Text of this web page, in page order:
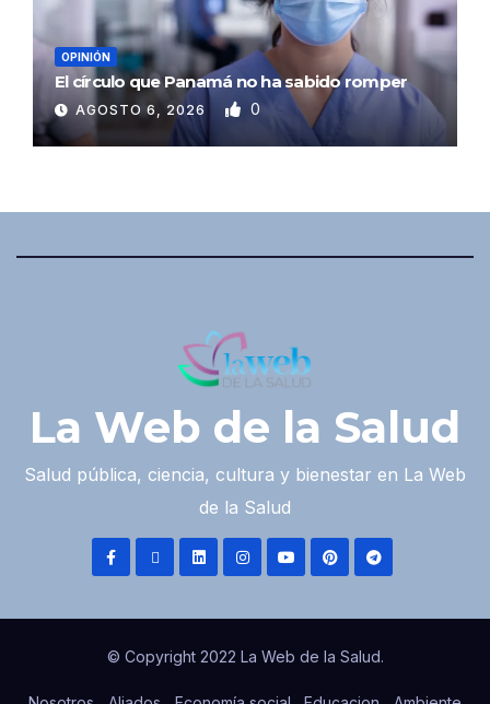
OPINIÓN
El círculo que Panamá no ha sabido romper
AGOSTO 6, 2026 0
La Web de la Salud
Salud pública, ciencia, cultura y bienestar en La Web
de la Salud
© Copyright 2022 La Web de la Salud.